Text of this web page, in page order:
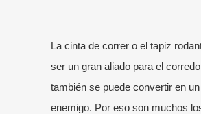
La cinta de correr o el tapiz
ser un gran aliado para el
también se puede convertir en
enemigo. Por eso son muchos